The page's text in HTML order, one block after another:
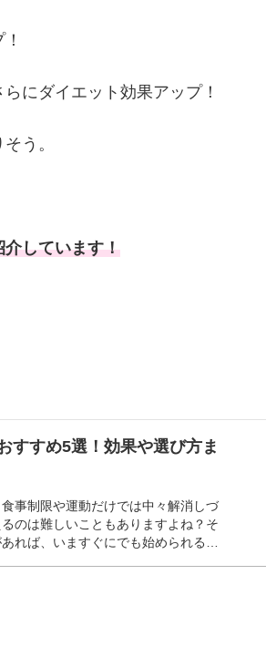
にダイエット効果アップ！
う。
しています！
すすめ5選！効果や選び方ま
事制限や運動だけでは中々解消しづ
のは難しいこともありますよね？そ
れば、いますぐにでも始められると